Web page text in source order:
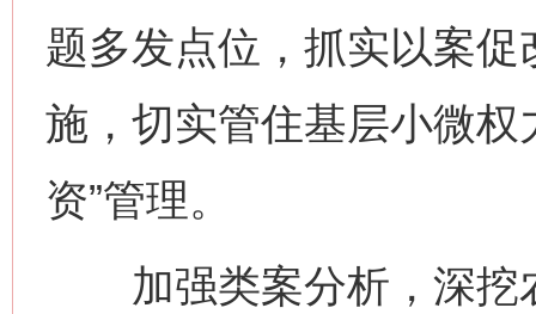
题多发点位，抓实以案
施，切实管住基层小微权
资”管理。
加强类案分析，深挖